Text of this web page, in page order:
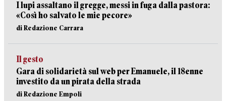
I lupi assaltano il gregge, messi in fuga dalla pastora:
«Così ho salvato le mie pecore»
di Redazione Carrara
Il gesto
Gara di solidarietà sul web per Emanuele, il 18enne
investito da un pirata della strada
di Redazione Empoli